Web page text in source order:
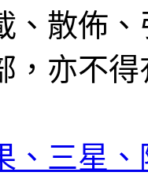
、散佈
，亦不
、三星